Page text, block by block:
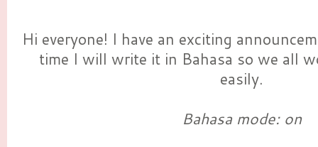
Hi everyone! I have an exciting
time I will write it in Bahasa so we all
easily.
Bahasa mode: on